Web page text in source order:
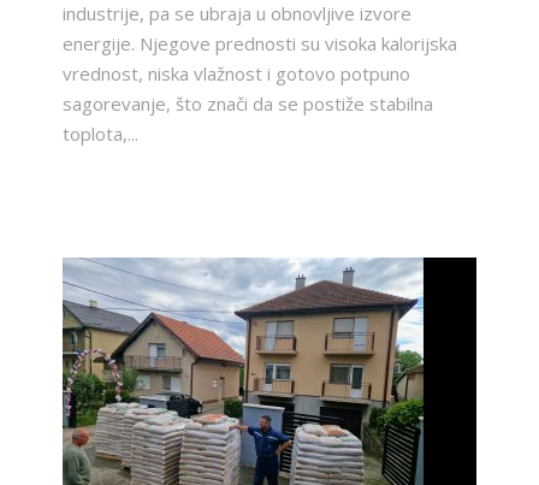
industrije, pa se ubraja u obnovljive izvore
energije. Njegove prednosti su visoka kalorijska
vrednost, niska vlažnost i gotovo potpuno
sagorevanje, što znači da se postiže stabilna
toplota,...